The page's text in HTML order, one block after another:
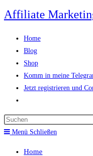
Zum
Inhalt
springen
Affiliate
Home
Blog
Shop
Komm in meine
Jetzt registrieren und
umschalten
Menü Schließen
Home